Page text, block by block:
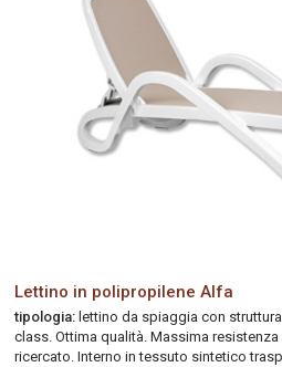
Lettino in polipropilene Alfa
tipologia: lettino da spiaggia con
class. Ottima qualità. Massima
ricercato. Interno in tessuto sintetico